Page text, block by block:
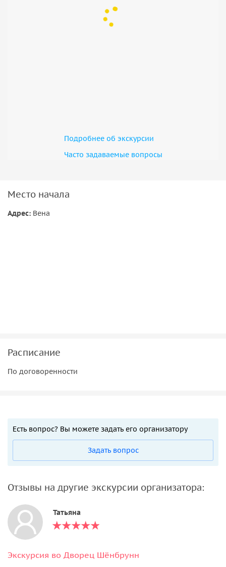
Подробнее об экскурсии
Часто задаваемые вопросы
Место начала
Адрес: Вена
Расписание
По договоренности
Есть вопрос? Вы можете задать его организатору
Задать вопрос
Отзывы на другие экскурсии организатора:
Татьяна
Экскурсия во Дворец Шёнбрунн